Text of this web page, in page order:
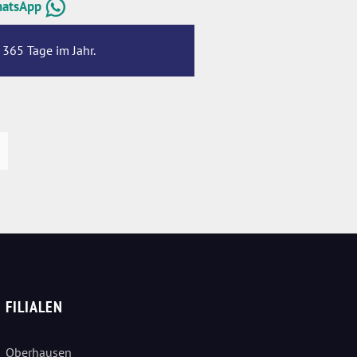
Tage im Jahr.
FILIALEN
Oberhausen